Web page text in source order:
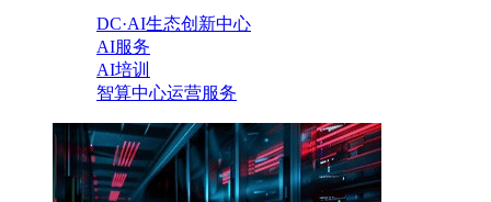
DC·AI生态创新中心
AI服务
AI培训
智算中心运营服务